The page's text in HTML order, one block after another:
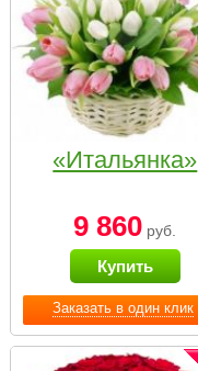
Заказать в один клик
«Итальянка»
9 860 руб.
Купить